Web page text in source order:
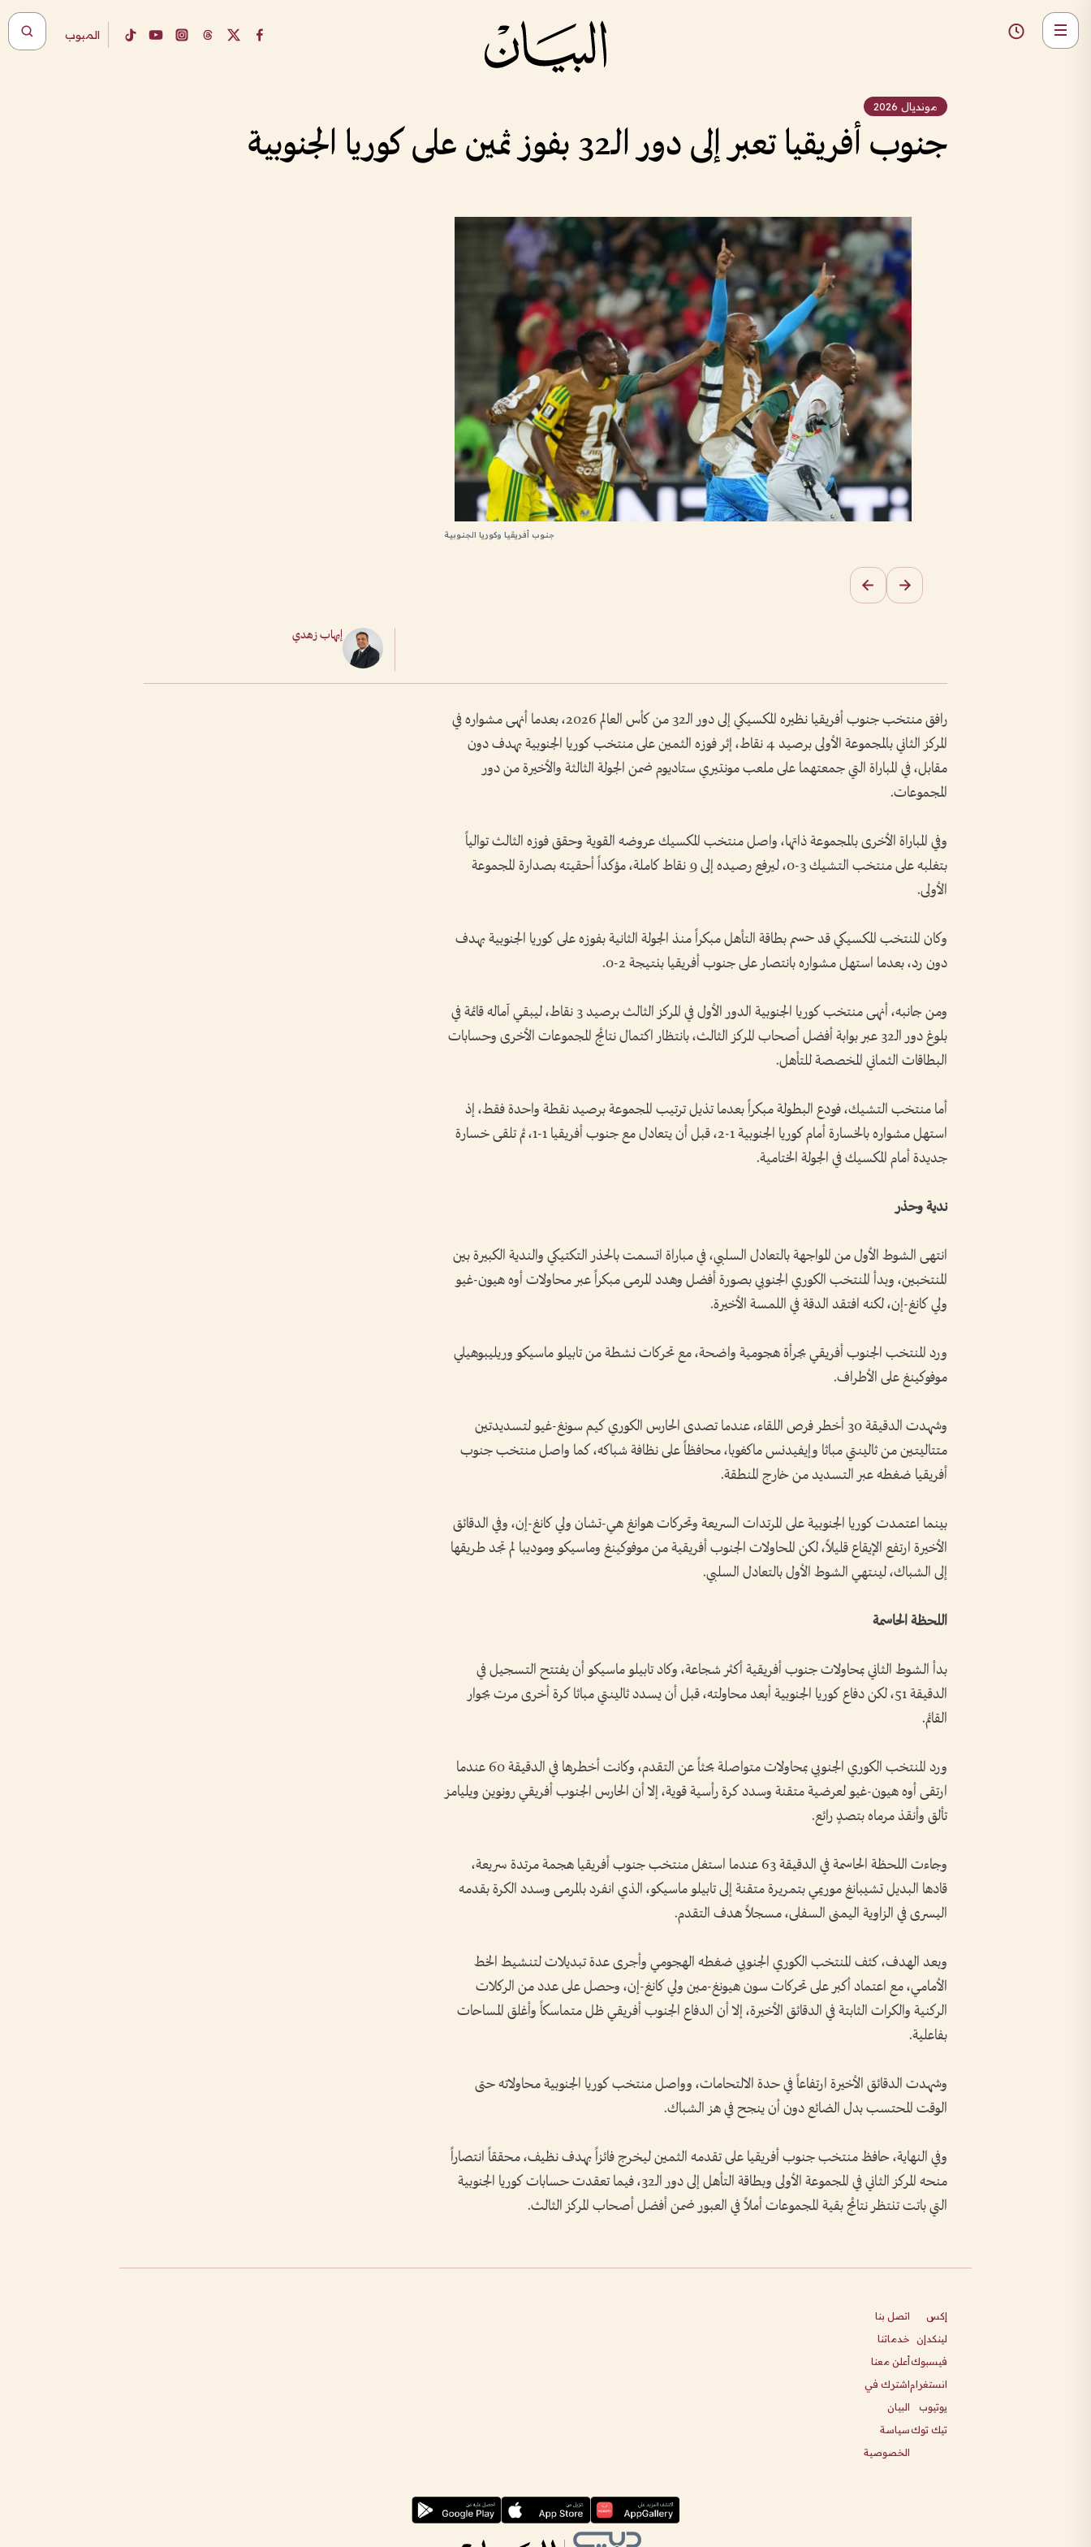
المبوب
مونديال 2026
جنوب أفريقيا تعبر إلى دور الـ32 بفوز ثمين على كوريا الجنوبية
جنوب أفريقيا وكوريا الجنوبية
إيهاب زهدي
رافق منتخب جنوب أفريقيا نظيره المكسيكي إلى دور الـ32 من كأس العالم 2026، بعدما أنهى مشواره في
المركز الثاني بالمجموعة الأولى برصيد 4 نقاط، إثر فوزه الثمين على منتخب كوريا الجنوبية بهدف دون
مقابل، في المباراة التي جمعتهما على ملعب مونتيري ستاديوم ضمن الجولة الثالثة والأخيرة من دور
المجموعات.
وفي المباراة الأخرى بالمجموعة ذاتها، واصل منتخب المكسيك عروضه القوية وحقق فوزه الثالث توالياً
بتغلبه على منتخب التشيك 3-0، ليرفع رصيده إلى 9 نقاط كاملة، مؤكداً أحقيته بصدارة المجموعة
الأولى.
وكان المنتخب المكسيكي قد حسم بطاقة التأهل مبكراً منذ الجولة الثانية بفوزه على كوريا الجنوبية بهدف
دون رد، بعدما استهل مشواره بانتصار على جنوب أفريقيا بنتيجة 2-0.
ومن جانبه، أنهى منتخب كوريا الجنوبية الدور الأول في المركز الثالث برصيد 3 نقاط، ليبقي آماله قائمة في
بلوغ دور الـ32 عبر بوابة أفضل أصحاب المركز الثالث، بانتظار اكتمال نتائج المجموعات الأخرى وحسابات
البطاقات الثماني المخصصة للتأهل.
أما منتخب التشيك، فودع البطولة مبكراً بعدما تذيل ترتيب المجموعة برصيد نقطة واحدة فقط، إذ
استهل مشواره بالخسارة أمام كوريا الجنوبية 1-2، قبل أن يتعادل مع جنوب أفريقيا 1-1، ثم تلقى خسارة
جديدة أمام المكسيك في الجولة الختامية.
ندية وحذر
انتهى الشوط الأول من المواجهة بالتعادل السلبي، في مباراة اتسمت بالحذر التكتيكي والندية الكبيرة بين
المنتخبين، وبدأ المنتخب الكوري الجنوبي بصورة أفضل وهدد المرمى مبكراً عبر محاولات أوه هيون-غيو
ولي كانغ-إن، لكنه افتقد الدقة في اللمسة الأخيرة.
ورد المنتخب الجنوب أفريقي بجرأة هجومية واضحة، مع تحركات نشطة من تابيلو ماسيكو وريليبوهيلي
موفوكينغ على الأطراف.
وشهدت الدقيقة 30 أخطر فرص اللقاء، عندما تصدى الحارس الكوري كيم سونغ-غيو لتسديدتين
متتاليتين من ثالينتي مباثا وإيفيدنس ماكغوبا، محافظاً على نظافة شباكه، كما واصل منتخب جنوب
أفريقيا ضغطه عبر التسديد من خارج المنطقة.
بينما اعتمدت كوريا الجنوبية على المرتدات السريعة وتحركات هوانغ هي-تشان ولي كانغ-إن، وفي الدقائق
الأخيرة ارتفع الإيقاع قليلاً، لكن المحاولات الجنوب أفريقية من موفوكينغ وماسيكو وموديبا لم تجد طريقها
إلى الشباك، لينتهي الشوط الأول بالتعادل السلبي.
اللحظة الحاسمة
بدأ الشوط الثاني بمحاولات جنوب أفريقية أكثر شجاعة، وكاد تابيلو ماسيكو أن يفتتح التسجيل في
الدقيقة 51، لكن دفاع كوريا الجنوبية أبعد محاولته، قبل أن يسدد ثالينتي مباثا كرة أخرى مرت بجوار
القائم.
ورد المنتخب الكوري الجنوبي بمحاولات متواصلة بحثاً عن التقدم، وكانت أخطرها في الدقيقة 60 عندما
ارتقى أوه هيون-غيو لعرضية متقنة وسدد كرة رأسية قوية، إلا أن الحارس الجنوب أفريقي رونوين ويليامز
تألق وأنقذ مرماه بتصدٍ رائع.
وجاءت اللحظة الحاسمة في الدقيقة 63 عندما استغل منتخب جنوب أفريقيا هجمة مرتدة سريعة،
قادها البديل تشيبانغ موريمي بتمريرة متقنة إلى تابيلو ماسيكو، الذي انفرد بالمرمى وسدد الكرة بقدمه
اليسرى في الزاوية اليمنى السفلى، مسجلاً هدف التقدم.
وبعد الهدف، كثف المنتخب الكوري الجنوبي ضغطه الهجومي وأجرى عدة تبديلات لتنشيط الخط
الأمامي، مع اعتماد أكبر على تحركات سون هيونغ-مين ولي كانغ-إن، وحصل على عدد من الركلات
الركنية والكرات الثابتة في الدقائق الأخيرة، إلا أن الدفاع الجنوب أفريقي ظل متماسكاً وأغلق المساحات
بفاعلية.
وشهدت الدقائق الأخيرة ارتفاعاً في حدة الالتحامات، وواصل منتخب كوريا الجنوبية محاولاته حتى
الوقت المحتسب بدل الضائع دون أن ينجح في هز الشباك.
وفي النهاية، حافظ منتخب جنوب أفريقيا على تقدمه الثمين ليخرج فائزاً بهدف نظيف، محققاً انتصاراً
منحه المركز الثاني في المجموعة الأولى وبطاقة التأهل إلى دور الـ32، فيما تعقدت حسابات كوريا الجنوبية
التي باتت تنتظر نتائج بقية المجموعات أملاً في العبور ضمن أفضل أصحاب المركز الثالث.
إكس
لينكدإن
فيسبوك
انستغرام
يوتيوب
تيك توك
اتصل بنا
خدماتنا
أعلن معنا
اشترك في
البيان
سياسة
الخصوصية